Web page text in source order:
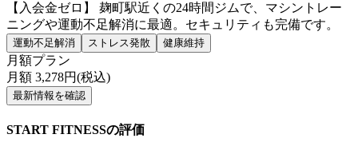
【入会金ゼロ】 麹町駅近くの24時間ジムで、マシントレー
ニングや運動不足解消に最適。セキュリティも完備です。
運動不足解消 ストレス発散 健康維持
月額プラン
月額 3,278円(税込)
最新情報を確認
START FITNESSの評価